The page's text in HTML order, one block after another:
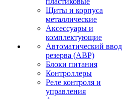
Щиты и корпуса
металлические
Аксессуары и
комплектующие
Автоматический ввод
резерва (АВР)
Блоки питания
Контроллеры
Реле контроля и
управления